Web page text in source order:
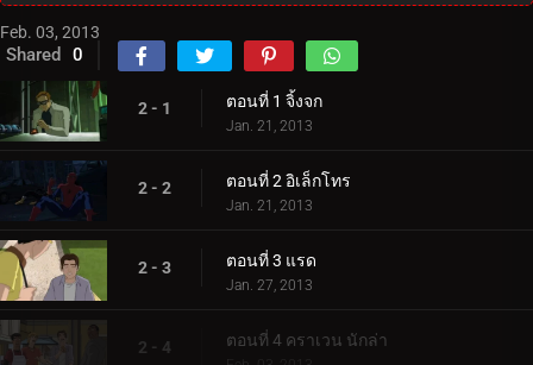
Feb. 03, 2013
Shared 0
2 - 1 ตอนที่ 1 จิ้งจก
Jan. 21, 2013
2 - 2 ตอนที่ 2 อิเล็กโทร
Jan. 21, 2013
2 - 3 ตอนที่ 3 แรด
Jan. 27, 2013
2 - 4 ตอนที่ 4 คราเวน นักล่า